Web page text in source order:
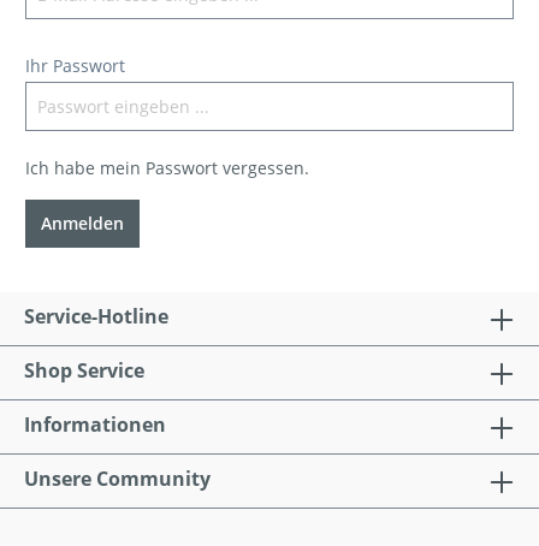
Ihr Passwort
Ich habe mein Passwort vergessen.
Anmelden
Service-Hotline
Shop Service
Informationen
Unsere Community